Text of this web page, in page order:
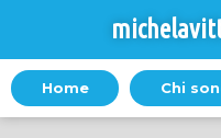
Home Chi